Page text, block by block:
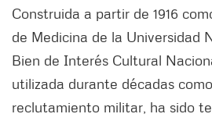
Construida a partir de 1916
de Medicina de la Universidad
Bien de Interés Cultural
utilizada durante décadas
reclutamiento militar, ha sido